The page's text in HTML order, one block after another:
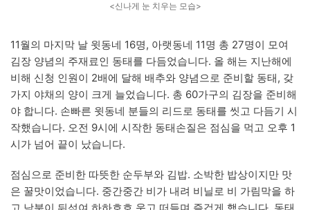
<신나게 눈 치우는 모습>
11월의 마지막 날 윗동네 16명, 아랫동네 11명 총 27명이 모여
김장 양념의 주재료인 동태를 다듬었습니다. 올 해는 지난해에
비해 신청 인원이 2배에 달해 배추와 양념으로 준비할 동태, 갖
가지 야채의 양이 크게 늘었습니다. 총 60가구의 김장을 준비해
야 합니다. 손빠른 윗동네 분들의 리드로 동태를 씻고 다듬기 시
작했습니다. 오전 9시에 시작한 동태손질은 점심을 먹고 오후 1
시가 넘어 끝이 났습니다.
점심으로 준비한 따뜻한 순두부와 김밥. 소박한 밥상이지만 맛
은 꿀맛이었습니다. 중간중간 비가 내려 비닐로 비 가림막을 하